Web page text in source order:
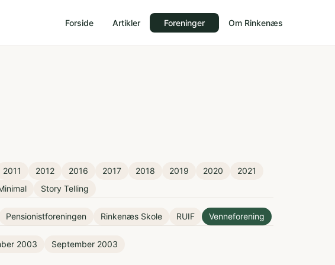
Forside Artikler Foreninger Om Rinkenæs
2011 2012 2016 2017 2018 2019 2020
2021
Story Telling
Pensionistforeningen Rinkenæs Skole RUIF Venneforening
2003 September 2003